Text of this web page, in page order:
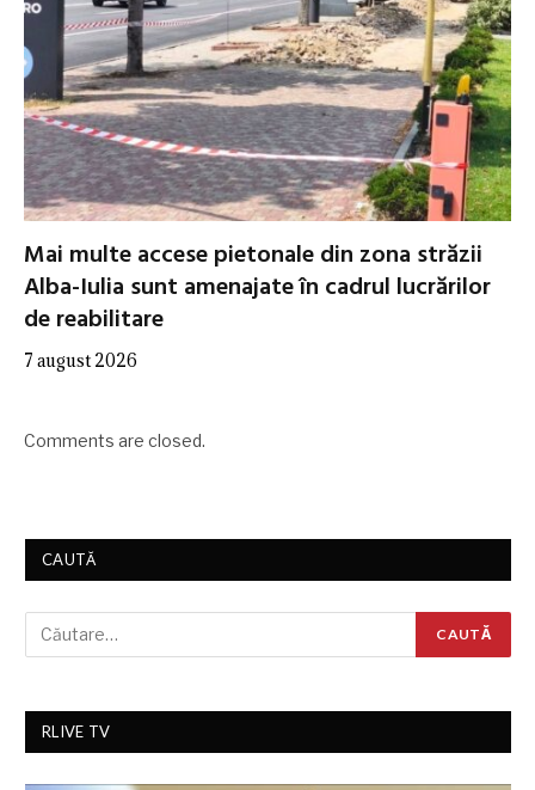
Mai multe accese pietonale din zona străzii
Alba-Iulia sunt amenajate în cadrul lucrărilor
de reabilitare
7 august 2026
Comments are closed.
CAUTĂ
RLIVE TV